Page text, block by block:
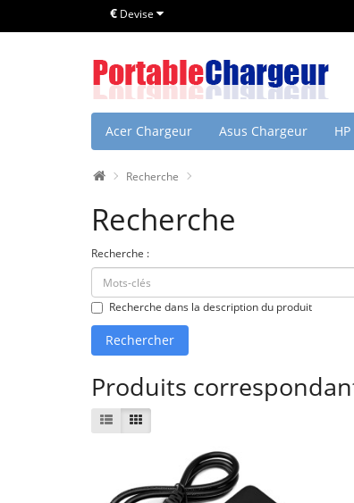
€ Devise
Acer Chargeur Asus Chargeur
Recherche
Recherche
Recherche :
Recherche dans la description du produit
Produits